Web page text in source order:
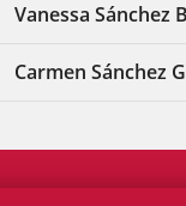
Vanessa Sánchez
Carmen Sánchez